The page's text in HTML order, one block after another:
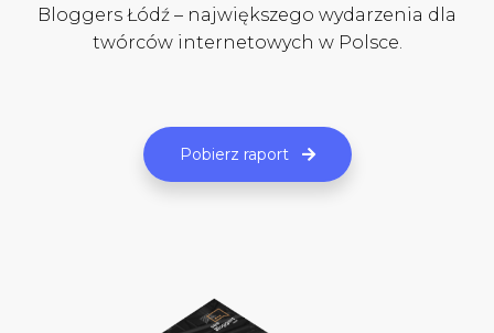
Bloggers Łódź – największego wydarzenia dla
twórców internetowych w Polsce.
Pobierz raport